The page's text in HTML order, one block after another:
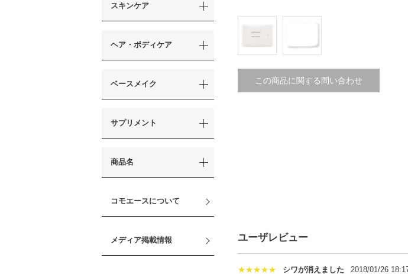
スキンケア
ヘア・ボディケア
ベースメイク
サプリメント
商品名
コモエースについて
メディア掲載情報
この商品に関する問い合わせ
ユーザレビュー
★★★★★ シワが消えました
2018/01/26